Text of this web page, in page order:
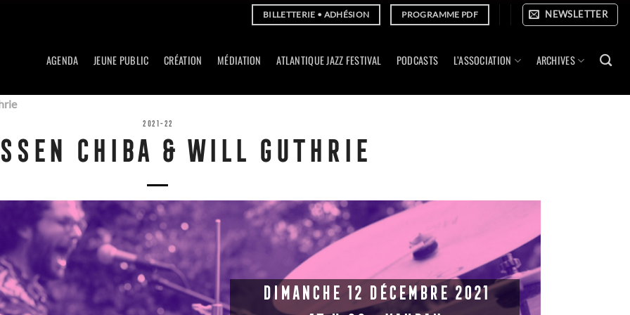
BILLETTERIE • ADHÉSION PROGRAMME PDF NEWSLETTER
AGENDA JEUNE PUBLIC CRÉATION MÉDIATION ATLANTIQUE JAZZ FESTIVAL PODCASTS L’ASSOCIATION ARCHIVES
2021-22
CHIBA & WILL GUTHRIE
DIMANCHE 12 DÉCEMBRE 2021